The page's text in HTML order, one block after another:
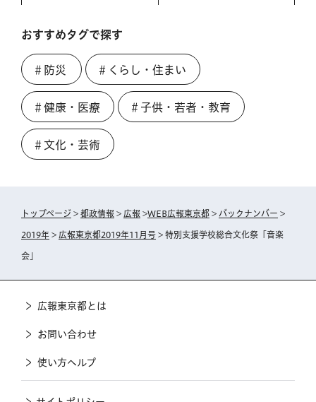
おすすめタグで探す
＃防災 ＃くらし・住まい
＃健康・医療 ＃子供・若者・教育
＃文化・芸術
トップページ > 都政情報 > 広報 >WEB広報東京都 > バックナンバー >
2019年 > 広報東京都2019年11月号 > 特別支援学校総合文化祭「音楽
会」
広報東京都とは
お問い合わせ
使い方ヘルプ